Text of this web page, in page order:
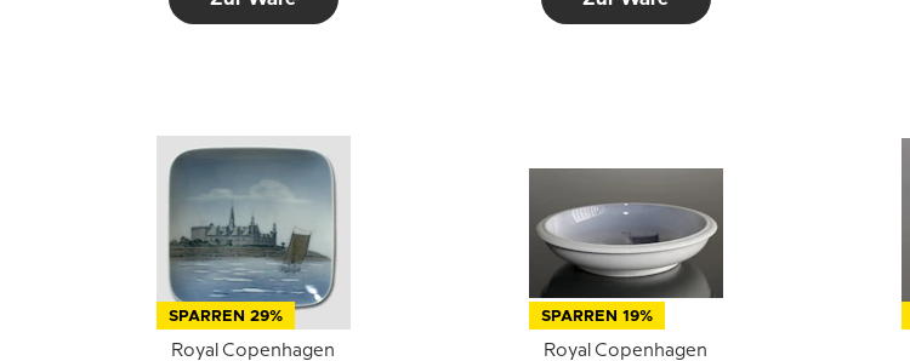
SPARREN 29%
Royal Copenhagen
SPARREN 19%
Royal Copenhagen